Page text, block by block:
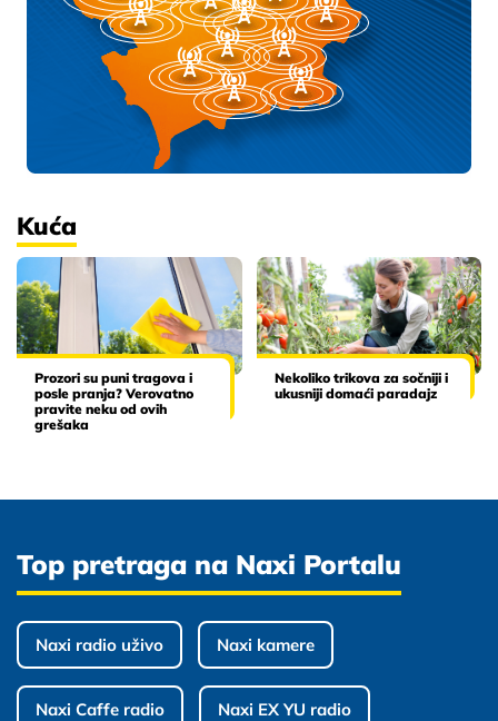
Kuća
Prozori su puni tragova i
posle pranja? Verovatno
pravite neku od ovih
grešaka
Nekoliko trikova za sočniji i
ukusniji domaći paradajz
Top pretraga na Naxi Portalu
Naxi radio uživo Naxi kamere
Naxi Caffe radio Naxi EX YU radio